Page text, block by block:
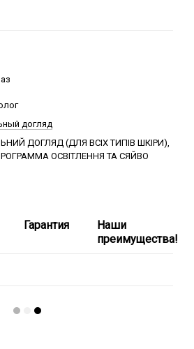
догляд
ДОГЛЯД (ДЛЯ ВСІХ ТИПІВ ШКІРИ),
ОСВІТЛЕННЯ ТА СЯЙВО
Гарантия
Наши
преимущества!